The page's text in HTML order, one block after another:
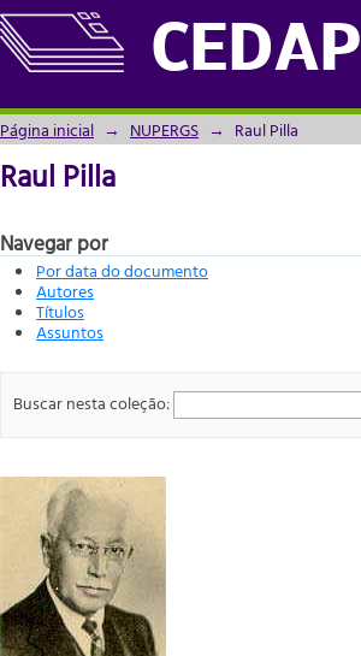
CEDAP
Raul Pilla
Página inicial → NUPERGS → Raul Pilla
Raul Pilla
Navegar por
Por data do documento
Autores
Títulos
Assuntos
Buscar nesta coleção: